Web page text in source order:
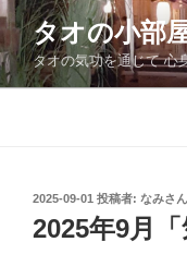
コ
ン
テ
ン
タオの小部
タオの気功を通じて 心
投
稿
日:
2025-09-01 投稿者: なみさん
2025年9月